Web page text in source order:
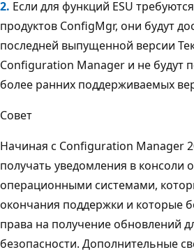
2. Если для функций ESU
продуктов ConfigMgr, они будут
последней выпущенной версии
Configuration Manager и не будут
более ранних поддерживаемых
Совет
Начиная с Configuration Manager
получать уведомления в консоли
операционными системами,
окончания поддержки и которые
права на получение обновлений
безопасности. Дополнительные